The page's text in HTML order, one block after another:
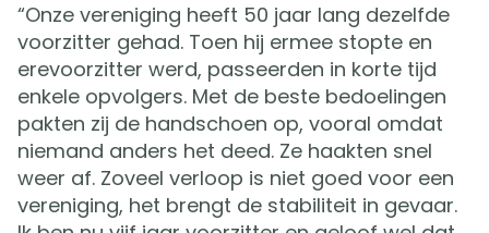
“Onze vereniging heeft 50 jaar lang dezelfde
voorzitter gehad. Toen hij ermee stopte en
erevoorzitter werd, passeerden in korte tijd
enkele opvolgers. Met de beste bedoelingen
pakten zij de handschoen op, vooral omdat
niemand anders het deed. Ze haakten snel
weer af. Zoveel verloop is niet goed voor een
vereniging, het brengt de stabiliteit in gevaar.